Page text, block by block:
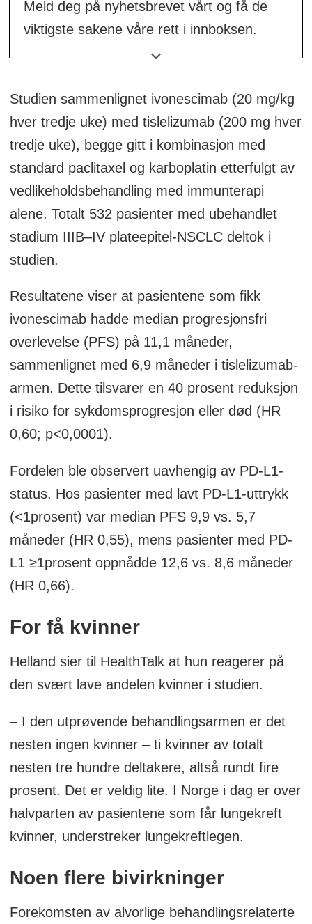
Meld deg på nyhetsbrevet vårt og få de
viktigste sakene våre rett i innboksen.
Studien sammenlignet ivonescimab (20 mg/kg
hver tredje uke) med tislelizumab (200 mg hver
tredje uke), begge gitt i kombinasjon med
standard paclitaxel og karboplatin etterfulgt av
vedlikeholdsbehandling med immunterapi
alene. Totalt 532 pasienter med ubehandlet
stadium IIIB–IV plateepitel-NSCLC deltok i
studien.
Resultatene viser at pasientene som fikk
ivonescimab hadde median progresjonsfri
overlevelse (PFS) på 11,1 måneder,
sammenlignet med 6,9 måneder i tislelizumab-
armen. Dette tilsvarer en 40 prosent reduksjon
i risiko for sykdomsprogresjon eller død (HR
0,60; p<0,0001).
Fordelen ble observert uavhengig av PD-L1-
status. Hos pasienter med lavt PD-L1-uttrykk
(<1prosent) var median PFS 9,9 vs. 5,7
måneder (HR 0,55), mens pasienter med PD-
L1 ≥1prosent oppnådde 12,6 vs. 8,6 måneder
(HR 0,66).
For få kvinner
Helland sier til HealthTalk at hun reagerer på
den svært lave andelen kvinner i studien.
– I den utprøvende behandlingsarmen er det
nesten ingen kvinner – ti kvinner av totalt
nesten tre hundre deltakere, altså rundt fire
prosent. Det er veldig lite. I Norge i dag er over
halvparten av pasientene som får lungekreft
kvinner, understreker lungekreftlegen.
Noen flere bivirkninger
Forekomsten av alvorlige behandlingsrelaterte